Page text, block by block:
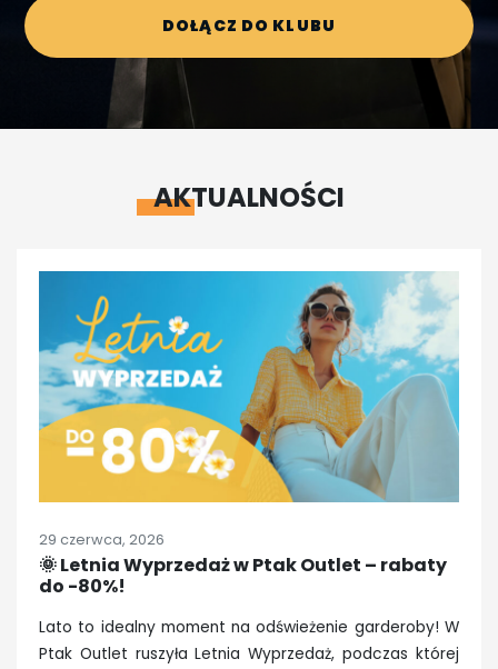
DOŁĄCZ DO KLUBU
AKTUALNOŚCI
29 czerwca, 2026
🌞 Letnia Wyprzedaż w Ptak Outlet – rabaty
do -80%!
Lato to idealny moment na odświeżenie garderoby! W
Ptak Outlet ruszyła Letnia Wyprzedaż, podczas której